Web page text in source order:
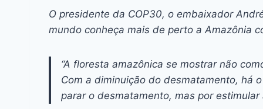
O presidente da COP30, o embaixador
mundo conheça mais de perto a Amazônia
“A floresta amazônica se mostrar não
Com a diminuição do desmatamento, há
parar o desmatamento, mas por estimular